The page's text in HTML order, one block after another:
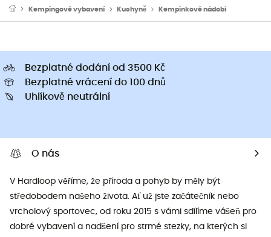
Kempingové vybavení Kuchyně Kempinkové nádobí
Bezplatné dodání od 3500 Kč
Bezplatné vrácení do 100 dnů
Uhlíkově neutrální
O nás
V Hardloop věříme, že příroda a pohyb by měly být
středobodem našeho života. Ať už jste začátečník nebo
vrcholový sportovec, od roku 2015 s vámi sdílíme vášeň pro
dobré vybavení a nadšení pro strmé stezky, na kterých si